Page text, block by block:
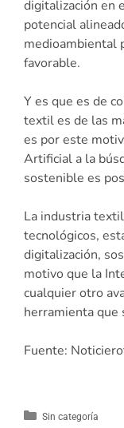
digitalización en
potencial
medioambiental
favorable.
Y es que es de
textil es de las
es por este
Artificial a la
sostenible es
La industria
tecnológicos,
digitalización,
motivo que la
cualquier otro
herramienta que
Fuente:
Sin categoría